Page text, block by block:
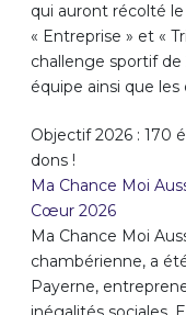
qui auront récolté
« Entreprise » et «
challenge sportif de
équipe ainsi que
Objectif 2026 : 170
dons !
Ma Chance Moi
Cœur 2026
Ma Chance Moi
chambérienne, a
Payerne,